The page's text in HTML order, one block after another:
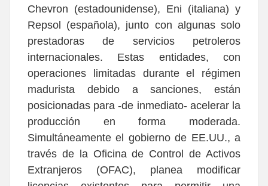
Chevron (estadounidense), Eni (italiana) y
Repsol (española), junto con algunas solo
prestadoras de servicios petroleros
internacionales. Estas entidades, con
operaciones limitadas durante el régimen
madurista debido a sanciones, están
posicionadas para -de inmediato- acelerar la
producción en forma moderada.
Simultáneamente el gobierno de EE.UU., a
través de la Oficina de Control de Activos
Extranjeros (OFAC), planea modificar